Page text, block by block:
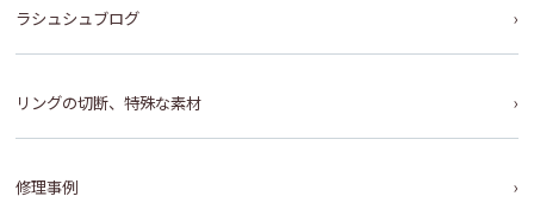
ラシュシュブログ
リングの切断、特殊な素材
修理事例